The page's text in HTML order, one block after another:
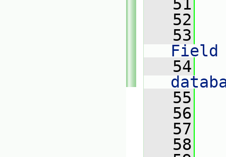
   51
   52
   53
   54
   55
   56
   57
   58